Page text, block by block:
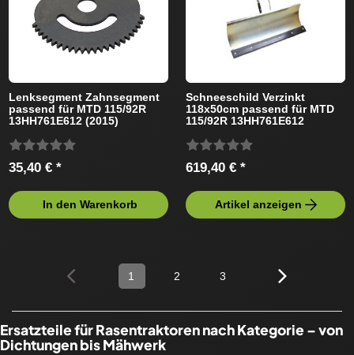
Lenksegment Zahnsegment
passend für MTD 115/92R
13HH761E612 (2015)
35,40 € *
In den Warenkorb
Schneeschild Verzinkt
118x50cm passend für MTD
115/92R 13HH761E612
619,40 € *
Artikel anzeigen
1 2 3
Ersatzteile für Rasentraktoren nach Kategorie – von
Dichtungen bis Mähwerk